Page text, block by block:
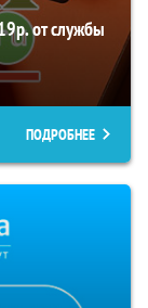
от службы
ПОДРОБНЕЕ